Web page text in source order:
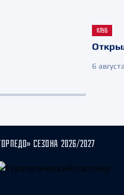
КЛУБ
6
СЕЗОНА 2026/2027